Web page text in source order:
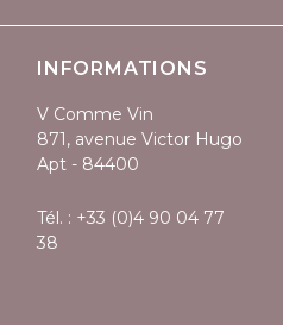
INFORMATIONS
V Comme Vin
871, avenue Victor Hugo
Apt - 84400
Tél. : +33 (0)4 90 04 77
38